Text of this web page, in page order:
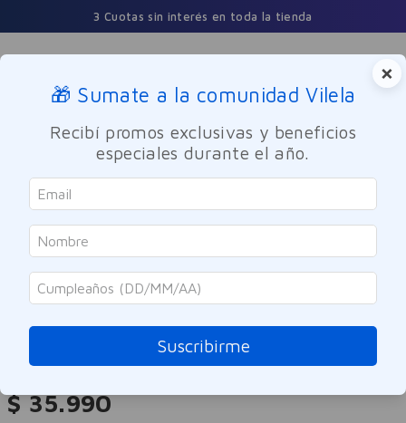
3 Cuotas sin interés en toda la tienda
Buscar
Maquillaje Rostro
Maybelline
Base de Maquillaje Maybelline Fit
Me Fresh Tint Tono 2.5
Referencia:-318727
$ 35.990
×
🎁 Sumate a la comunidad Vilela
Recibí promos exclusivas y beneficios
especiales durante el año.
Suscribirme